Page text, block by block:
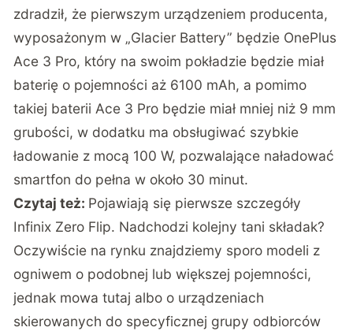
zdradził, że pierwszym urządzeniem producenta,
wyposażonym w „Glacier Battery” będzie OnePlus
Ace 3 Pro, który na swoim pokładzie będzie miał
baterię o pojemności aż 6100 mAh, a pomimo
takiej baterii Ace 3 Pro będzie miał mniej niż 9 mm
grubości, w dodatku ma obsługiwać szybkie
ładowanie z mocą 100 W, pozwalające naładować
smartfon do pełna w około 30 minut.
Czytaj też: Pojawiają się pierwsze szczegóły
Infinix Zero Flip. Nadchodzi kolejny tani składak?
Oczywiście na rynku znajdziemy sporo modeli z
ogniwem o podobnej lub większej pojemności,
jednak mowa tutaj albo o urządzeniach
skierowanych do specyficznej grupy odbiorców